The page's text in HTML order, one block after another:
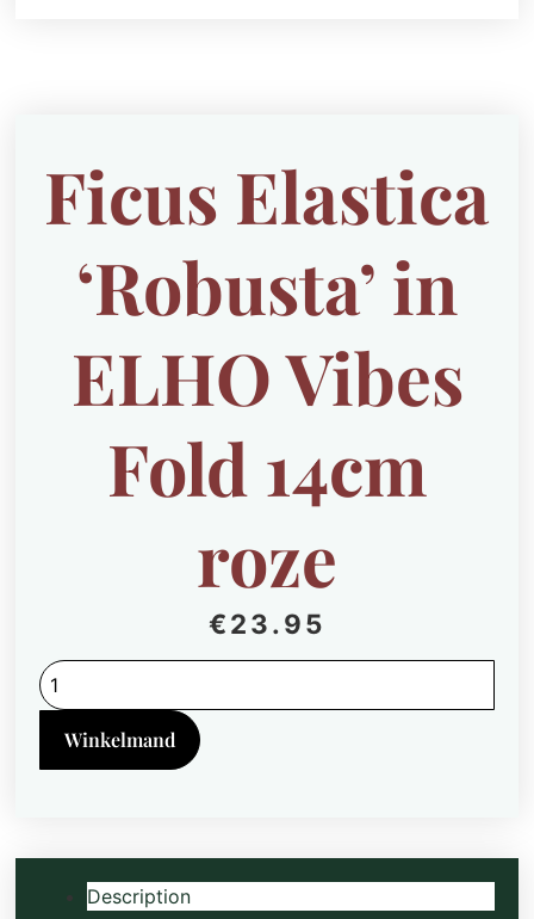
Ficus Elastica
‘Robusta’ in
ELHO Vibes
Fold 14cm
roze
€23.95
Ficus
Elastica
‘Robusta’
ELHO
Vibes
Winkelmand
Description